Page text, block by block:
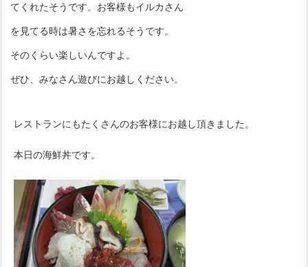
てくれたそうです。お客様もイルカさん
を見てる時は暑さを忘れるそうです。
そのくらい楽しいんですよ。
ぜひ、みなさん遊びにお越しください。
レストランにもたくさんのお客様にお越し頂きました。
本日の海鮮丼です。